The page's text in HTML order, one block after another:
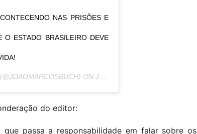
NAS PRISÕES E
O ESTADO BRASILEIRO DEVE
(@JOAOMARCOSBUCH) ON JUN 4, 2020 AT 4:41PM PDT
do editor:
passa a responsabilidade em falar sobre os